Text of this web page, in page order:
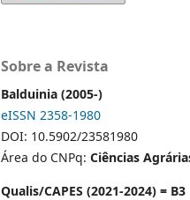
Sobre a Revista
Balduinia (2005-)
eISSN 2358-1980
DOI: 10.5902/23581980
Área do CNPq: Ciências
Qualis/CAPES (2021-2024) = B3